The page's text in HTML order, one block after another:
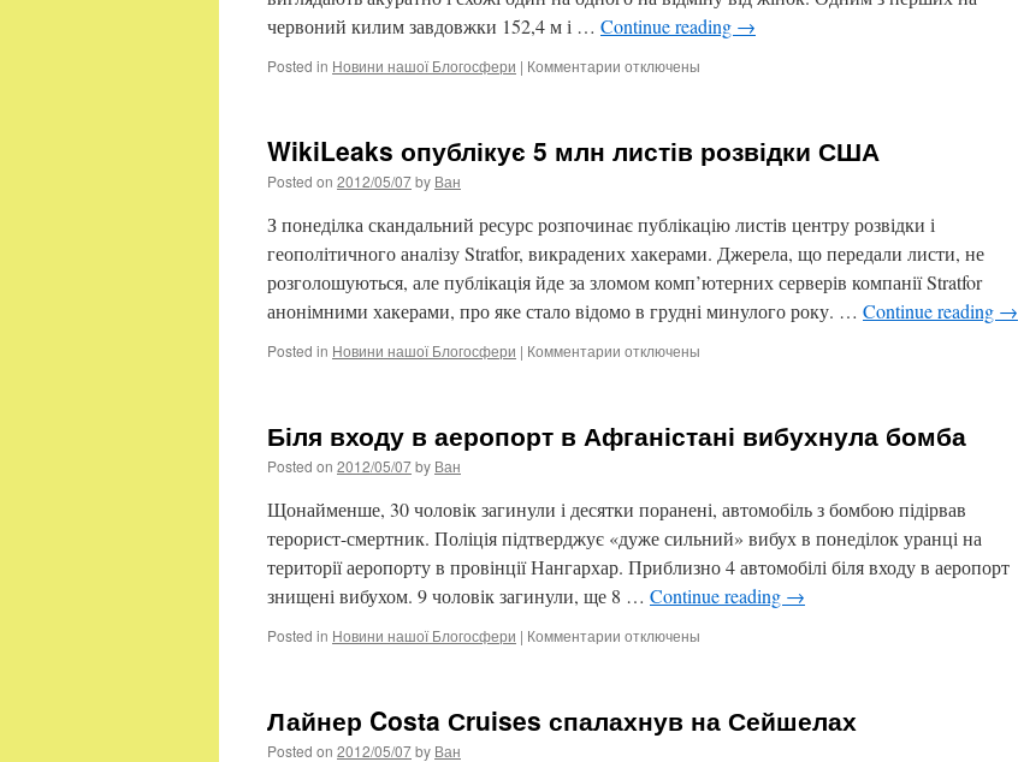
червоний килим завдовжки 152,4 м і … Continue reading →
Posted in Новини нашої Блогосфери | Комментарии к
проходить
Анджелесі
отключены
WikiLeaks опублікує 5 млн листів розвідки США
Posted on 2012/05/07by Ван
З понеділка скандальний ресурс розпочинає публікацію листів центру розвідки і
геополітичного аналізу Stratfor, викрадених хакерами. Джерела, що передали листи, не
розголошуються, але публікація йде за зломом комп’ютерних серверів компанії Stratfor
анонімними хакерами, про яке стало відомо в грудні минулого року. … Continue reading →
Posted in Новини нашої Блогосфери | Комментарии к
5
США
отключены
Біля входу в аеропорт в Афганістані вибухнула бомба
Posted on 2012/05/07by Ван
Щонайменше, 30 чоловік загинули і десятки поранені, автомобіль з бомбою підірвав
терорист-смертник. Поліція підтверджує «дуже сильний» вибух в понеділок уранці на
території аеропорту в провінції Нангархар. Приблизно 4 автомобілі біля входу в аеропорт
знищені вибухом. 9 чоловік загинули, ще 8 … Continue reading →
Posted in Новини нашої Блогосфери | Комментарии к
в
отключены
Лайнер Costa Сruises спалахнув на Сейшелах
Posted on 2012/05/07by Ван